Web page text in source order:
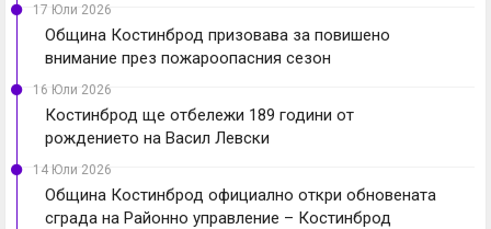
17 Юли 2026
Община Костинброд призовава за повишено
внимание през пожароопасния сезон
16 Юли 2026
Костинброд ще отбележи 189 години от
рождението на Васил Левски
14 Юли 2026
Община Костинброд официално откри обновената
сграда на Районно управление – Костинброд